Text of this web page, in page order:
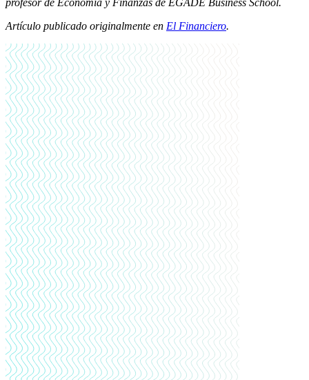
profesor de Economía y Finanzas de EGADE Business School.
Artículo publicado originalmente en El Financiero.